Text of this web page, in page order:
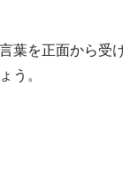
葉を正面から受
う。